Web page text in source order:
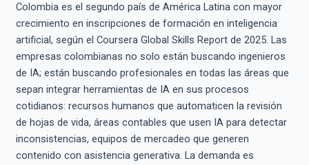
Colombia es el segundo país de América Latina con mayor
crecimiento en inscripciones de formación en inteligencia
artificial, según el Coursera Global Skills Report de 2025. Las
empresas colombianas no solo están buscando ingenieros
de IA; están buscando profesionales en todas las áreas que
sepan integrar herramientas de IA en sus procesos
cotidianos: recursos humanos que automaticen la revisión
de hojas de vida, áreas contables que usen IA para detectar
inconsistencias, equipos de mercadeo que generen
contenido con asistencia generativa. La demanda es